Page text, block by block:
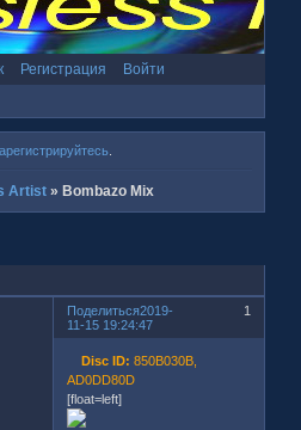
Регистрация Войти
.
Artist » Bombazo Mix
Поделиться 1
2019-
11-15 19:24:47
Disc ID: 850B030B,
AD0DD80D
[float=left]